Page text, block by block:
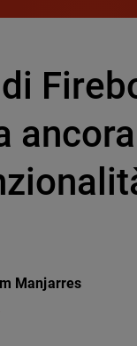
Manjarres
X
Share on Reddit